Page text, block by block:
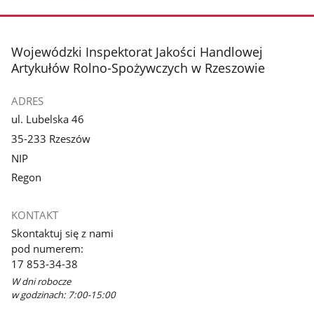
stopka
Wojewódzki Inspektorat Jakości Handlowej
Artykułów Rolno-Spożywczych w Rzeszowie
ADRES
ul. Lubelska 46
35-233 Rzeszów
NIP
Regon
KONTAKT
Skontaktuj się z nami
pod numerem:
17 853-34-38
W dni robocze
w godzinach: 7:00-15:00